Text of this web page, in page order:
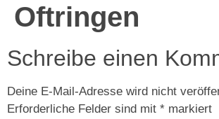
Oftringen
Schreibe einen
Deine E-Mail-Adresse wird nicht
Erforderliche Felder sind mit * markiert